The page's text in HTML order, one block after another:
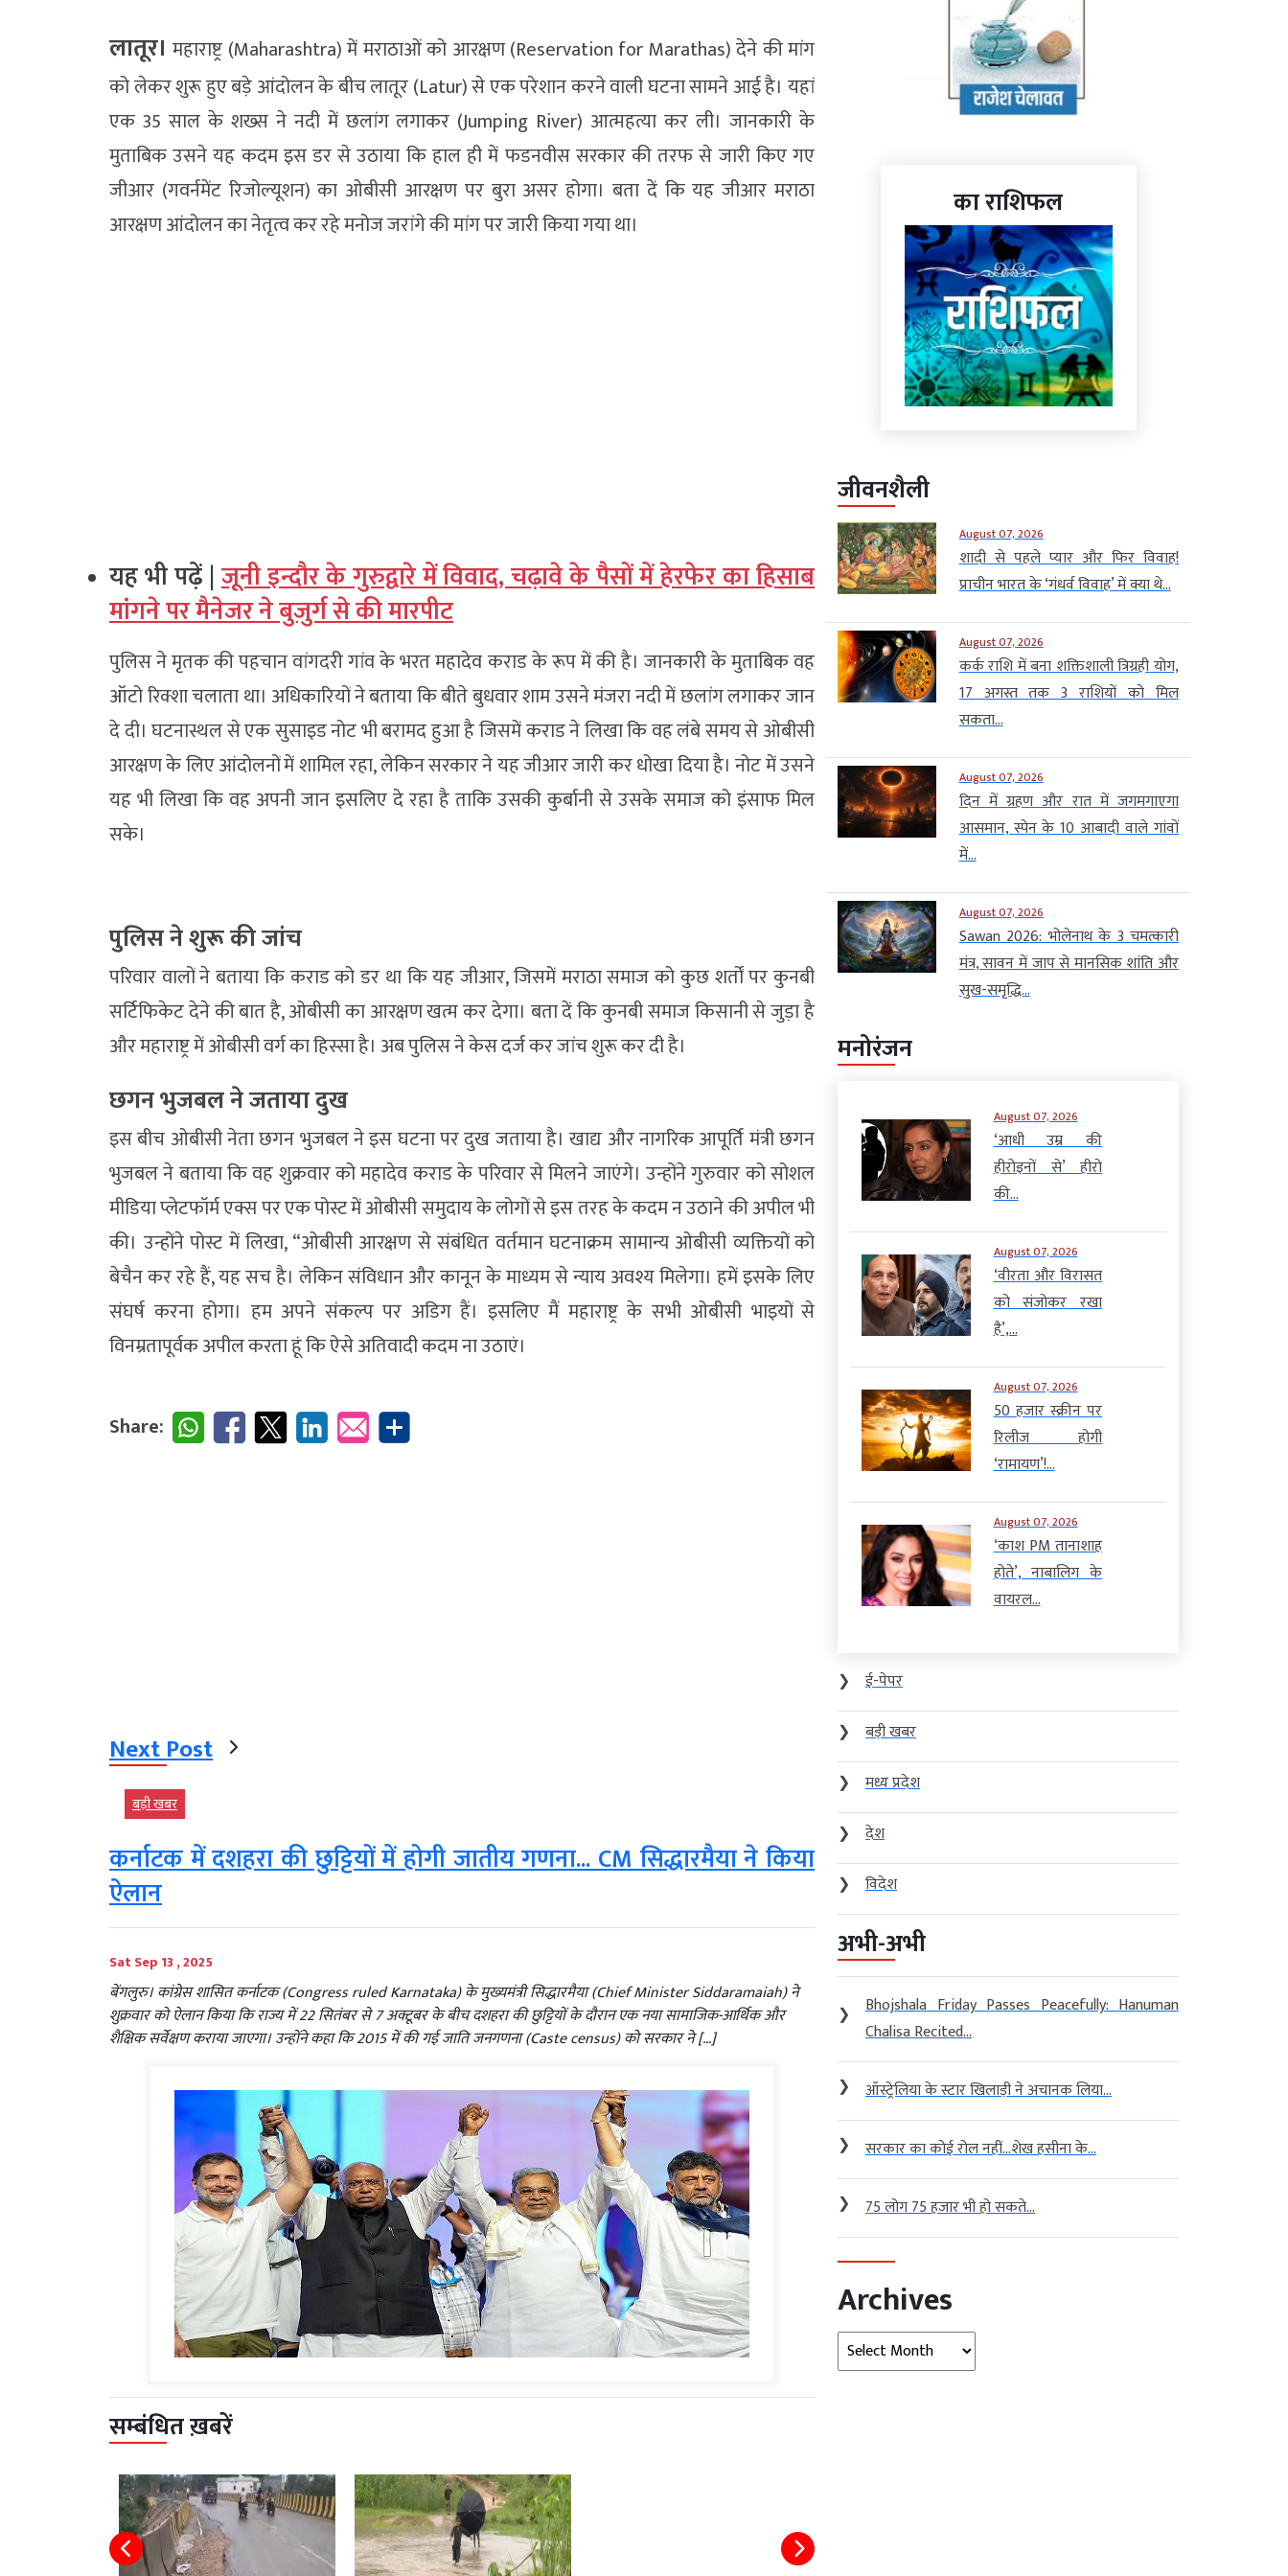
लातूर। महाराष्ट्र (Maharashtra) में मराठाओं को आरक्षण (Reservation for Marathas) देने की मांग
को लेकर शुरू हुए बड़े आंदोलन के बीच लातूर (Latur) से एक परेशान करने वाली घटना सामने आई है। यहां
एक 35 साल के शख्स ने नदी में छलांग लगाकर (Jumping River) आत्महत्या कर ली। जानकारी के
मुताबिक उसने यह कदम इस डर से उठाया कि हाल ही में फडनवीस सरकार की तरफ से जारी किए गए
जीआर (गवर्नमेंट रिजोल्यूशन) का ओबीसी आरक्षण पर बुरा असर होगा। बता दें कि यह जीआर मराठा
आरक्षण आंदोलन का नेतृत्व कर रहे मनोज जरांगे की मांग पर जारी किया गया था।
यह भी पढ़ें |जूनी इन्दौर के गुरुद्वारे में विवाद, चढ़ावे के पैसों में हेरफेर का हिसाब
मांगने पर मैनेजर ने बुजुर्ग से की मारपीट
पुलिस ने मृतक की पहचान वांगदरी गांव के भरत महादेव कराड के रूप में की है। जानकारी के मुताबिक वह
ऑटो रिक्शा चलाता था। अधिकारियों ने बताया कि बीते बुधवार शाम उसने मंजरा नदी में छलांग लगाकर जान
दे दी। घटनास्थल से एक सुसाइड नोट भी बरामद हुआ है जिसमें कराड ने लिखा कि वह लंबे समय से ओबीसी
आरक्षण के लिए आंदोलनों में शामिल रहा, लेकिन सरकार ने यह जीआर जारी कर धोखा दिया है। नोट में उसने
यह भी लिखा कि वह अपनी जान इसलिए दे रहा है ताकि उसकी कुर्बानी से उसके समाज को इंसाफ मिल
सके।
पुलिस ने शुरू की जांच
परिवार वालों ने बताया कि कराड को डर था कि यह जीआर, जिसमें मराठा समाज को कुछ शर्तों पर कुनबी
सर्टिफिकेट देने की बात है, ओबीसी का आरक्षण खत्म कर देगा। बता दें कि कुनबी समाज किसानी से जुड़ा है
और महाराष्ट्र में ओबीसी वर्ग का हिस्सा है। अब पुलिस ने केस दर्ज कर जांच शुरू कर दी है।
छगन भुजबल ने जताया दुख
इस बीच ओबीसी नेता छगन भुजबल ने इस घटना पर दुख जताया है। खाद्य और नागरिक आपूर्ति मंत्री छगन
भुजबल ने बताया कि वह शुक्रवार को महादेव कराड के परिवार से मिलने जाएंगे। उन्होंने गुरुवार को सोशल
मीडिया प्लेटफॉर्म एक्स पर एक पोस्ट में ओबीसी समुदाय के लोगों से इस तरह के कदम न उठाने की अपील भी
की। उन्होंने पोस्ट में लिखा, “ओबीसी आरक्षण से संबंधित वर्तमान घटनाक्रम सामान्य ओबीसी व्यक्तियों को
बेचैन कर रहे हैं, यह सच है। लेकिन संविधान और कानून के माध्यम से न्याय अवश्य मिलेगा। हमें इसके लिए
संघर्ष करना होगा। हम अपने संकल्प पर अडिग हैं। इसलिए मैं महाराष्ट्र के सभी ओबीसी भाइयों से
विनम्रतापूर्वक अपील करता हूं कि ऐसे अतिवादी कदम ना उठाएं।
Share:
Next Post
बड़ी खबर
कर्नाटक में दशहरा की छुट्टियों में होगी जातीय गणना... CM सिद्धारमैया ने किया
ऐलान
Sat Sep 13 , 2025
बेंगलुरु। कांग्रेस शासित कर्नाटक (Congress ruled Karnataka) के मुख्यमंत्री सिद्धारमैया (Chief Minister Siddaramaiah) ने
शुक्रवार को ऐलान किया कि राज्य में 22 सितंबर से 7 अक्टूबर के बीच दशहरा की छुट्टियों के दौरान एक नया सामाजिक-आर्थिक और
शैक्षिक सर्वेक्षण कराया जाएगा। उन्होंने कहा कि 2015 में की गई जाति जनगणना (Caste census) को सरकार ने […]
सम्बंधित ख़बरें
का राशिफल
जीवनशैली
August 07, 2026
शादी से पहले प्यार और फिर विवाह!
प्राचीन भारत के ‘गंधर्व विवाह’ में क्या थे...
August 07, 2026
कर्क राशि में बना शक्तिशाली त्रिग्रही योग,
17 अगस्त तक 3 राशियों को मिल
सकता...
August 07, 2026
दिन में ग्रहण और रात में जगमगाएगा
आसमान, स्पेन के 10 आबादी वाले गांवों
में...
August 07, 2026
Sawan 2026: भोलेनाथ के 3 चमत्कारी
मंत्र, सावन में जाप से मानसिक शांति और
सुख-समृद्धि...
मनोरंजन
August 07, 2026
‘आधी उम्र की
हीरोइनों से’ हीरो
की...
August 07, 2026
‘वीरता और विरासत
को संजोकर रखा
है’,...
August 07, 2026
50 हजार स्क्रीन पर
रिलीज होगी
‘रामायण’!...
August 07, 2026
‘काश PM तानाशाह
होते’, नाबालिग के
वायरल...
❯
ई-पेपर
❯
बड़ी खबर
❯
मध्य प्रदेश
❯
देश
❯
विदेश
अभी-अभी
❯
Bhojshala Friday Passes Peacefully: Hanuman
Chalisa Recited...
❯ ऑस्ट्रेलिया के स्टार खिलाड़ी ने अचानक लिया...
❯ सरकार का कोई रोल नहीं…शेख हसीना के...
❯ 75 लोग 75 हजार भी हो सकते...
Archives
Archives